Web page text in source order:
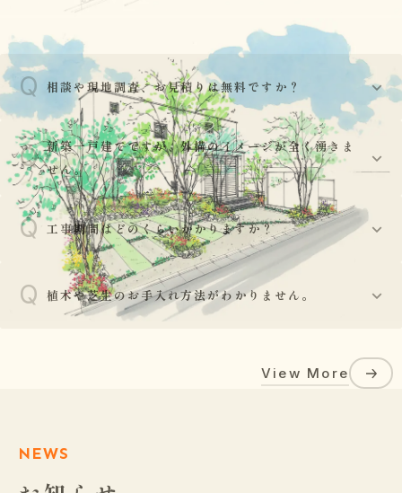
Q 相談や現地調査、お見積りは無料ですか？
A はい、基本的には現地調査からお見積り、プランニング
まで無料で承っております。お気軽にご相談ください。
Q 新築一戸建てですが、外構のイメージが全く湧きま
せん。
A
ご安心ください。建物の外観図や平面図をお持ちいただ
ければ、外壁や玄関ドアの色調との調和を考え、お客様
の建物をより引き立てるデザインをご提案いたします。
Q 工事期間はどのくらいかかりますか？
工事の規模により異なりますが、部分的な工事であれば
数日〜1週間程度、新築の外構一式工事であれば3週間〜
Q 植木や芝生のお手入れ方法がわかりません。
植栽工事後には、水やりの頻度や剪定の時期、肥料の与
え方など、植物が長持ちするための正しいお手入れ方法
View More
NEWS